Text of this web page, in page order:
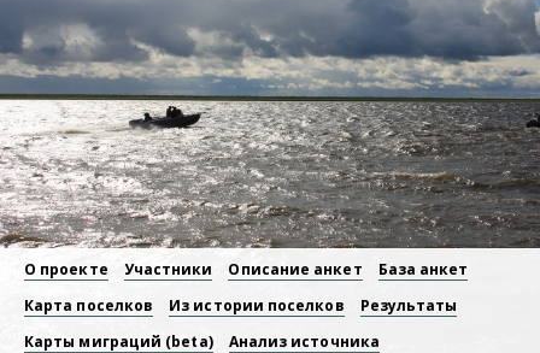
Основная
навигация
О проекте Участники Описание анкет
База анкет
Карта поселков
Из истории поселков
Результаты
Карты миграций (beta)
Анализ источника